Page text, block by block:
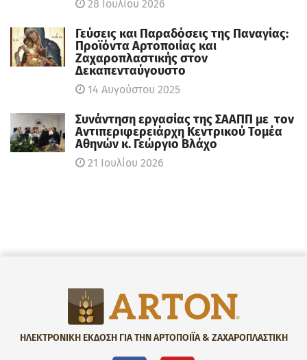
28 Ιουλίου 2026
Γεύσεις και Παραδόσεις της Παναγίας:
Προϊόντα Αρτοποιίας και
Ζαχαροπλαστικής στον
Δεκαπενταύγουστο
14 Αυγούστου 2025
Συνάντηση εργασίας της ΣΑΑΠΠ με τον
Αντιπεριφερειάρχη Κεντρικού Τομέα
Αθηνών κ. Γεώργιο Βλάχο
21 Ιουλίου 2026
ΗΛΕΚΤΡΟΝΙΚΗ ΕΚΔΟΣΗ ΓΙΑ ΤΗΝ ΑΡΤΟΠΟΙΪΑ & ΖΑΧΑΡΟΠΛΑΣΤΙΚΗ